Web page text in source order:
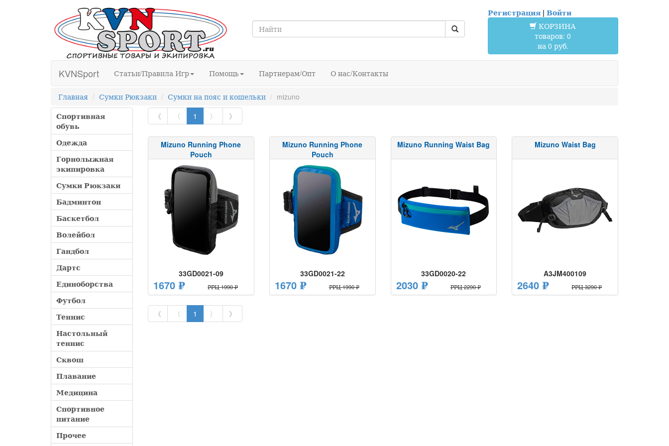
Регистрация| Войти
КОРЗИНА
товаров: 0
на 0 руб.
KVNSport Статьи/Правила Игр Помощь Партнерам/Опт О нас/Контакты
Главная Сумки Рюкзаки Сумки на пояс и кошельки
mizuno
Спортивная
обувь
Одежда
Горнолыжная
экипировка
Сумки Рюкзаки
Бадминтон
Баскетбол
Волейбол
Гандбол
Дартс
Единоборства
Футбол
Теннис
Настольный
теннис
Сквош
Плавание
Медицина
Спортивное
питание
Прочее
《 〈 1 〉 》
Mizuno Running Phone
Pouch
33GD0021-09
1670 ₽ РРЦ 1990 ₽
Mizuno Running Phone
Pouch
33GD0021-22
1670 ₽ РРЦ 1990 ₽
Mizuno Running Waist Bag
33GD0020-22
2030 ₽ РРЦ 2290 ₽
Mizuno Waist Bag
A3JM400109
2640 ₽ РРЦ 3290 ₽
《 〈 1 〉 》